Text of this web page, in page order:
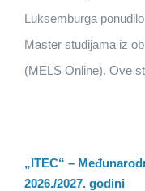
Luksemburga
Master studijama iz
(MELS Online). Ove
„ITEC“ –
2026./2027. godini